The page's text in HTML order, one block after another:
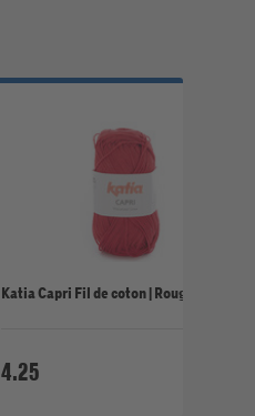
Katia Capri Fil de coton | Rouge
4.25